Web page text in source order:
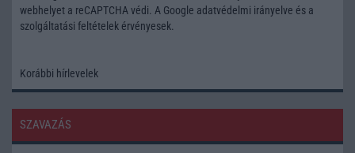
webhelyet a reCAPTCHA védi. A Google adatvédelmi irányelve és a
szolgáltatási feltételek érvényesek.
Korábbi hírlevelek
SZAVAZÁS